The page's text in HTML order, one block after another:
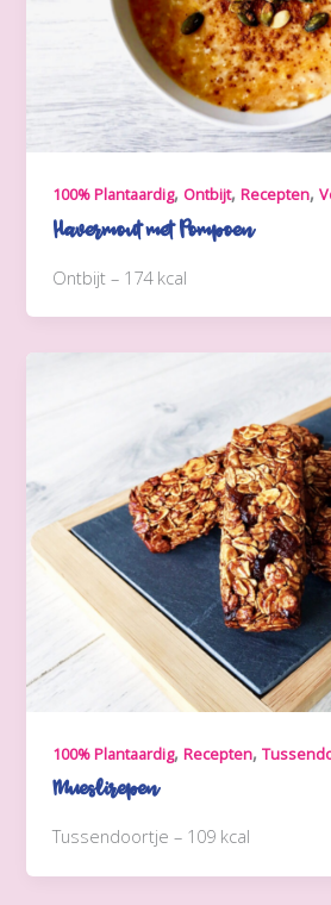
100% Plantaardig, Ontbijt,Recepten,
Havermout met Pompoen
Ontbijt – 174 kcal
100% Plantaardig,Recepten,
Mueslirepen
Tussendoortje – 109 kcal